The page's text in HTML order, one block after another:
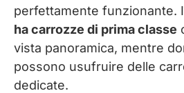
perfettamente funzionante.
ha carrozze di prima classe
vista panoramica, mentre
possono usufruire delle
dedicate.